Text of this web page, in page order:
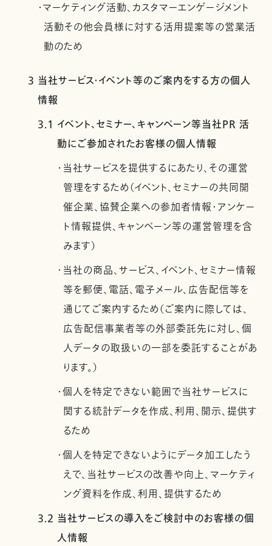
・マーケティング活動、カスタマーエンゲージメント
活動その他会員様に対する活用提案等の営業活
動のため
3 当社サービス・イベント等のご案内をする方の個人
情報
3.1 イベント、セミナー、キャンペーン等当社PR 活
動にご参加されたお客様の個人情報
・当社サービスを提供するにあたり、その運営
管理をするため（イベント、セミナーの共同開
催企業、協賛企業への参加者情報・アンケー
ト情報提供、キャンペーン等の運営管理を含
みます）
・当社の商品、サービス、イベント、セミナー情報
等を郵便、電話、電子メール、広告配信等を
通じてご案内するため（ご案内に際しては、
広告配信事業者等の外部委託先に対し、個
人データの取扱いの一部を委託することがあ
ります。）
・個人を特定できない範囲で当社サービスに
関する統計データを作成、利用、開示、提供す
るため
・個人を特定できないようにデータ加工したう
えで、当社サービスの改善や向上、マーケティ
ング資料を作成、利用、提供するため
3.2 当社サービスの導入をご検討中のお客様の個
人情報